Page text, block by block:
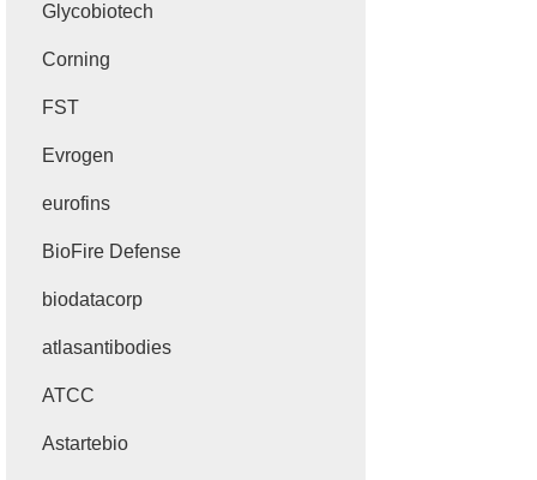
Glycobiotech
Corning
FST
Evrogen
eurofins
BioFire Defense
biodatacorp
atlasantibodies
ATCC
Astartebio